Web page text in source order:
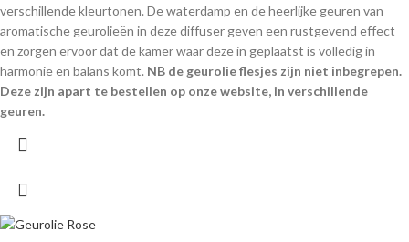
verschillende kleurtonen. De waterdamp en de heerlijke geuren van
aromatische geurolieën in deze diffuser geven een rustgevend effect
en zorgen ervoor dat de kamer waar deze in geplaatst is volledig in
harmonie en balans komt. NB de geurolie flesjes zijn niet inbegrepen.
Deze zijn apart te bestellen op onze website, in verschillende
geuren.